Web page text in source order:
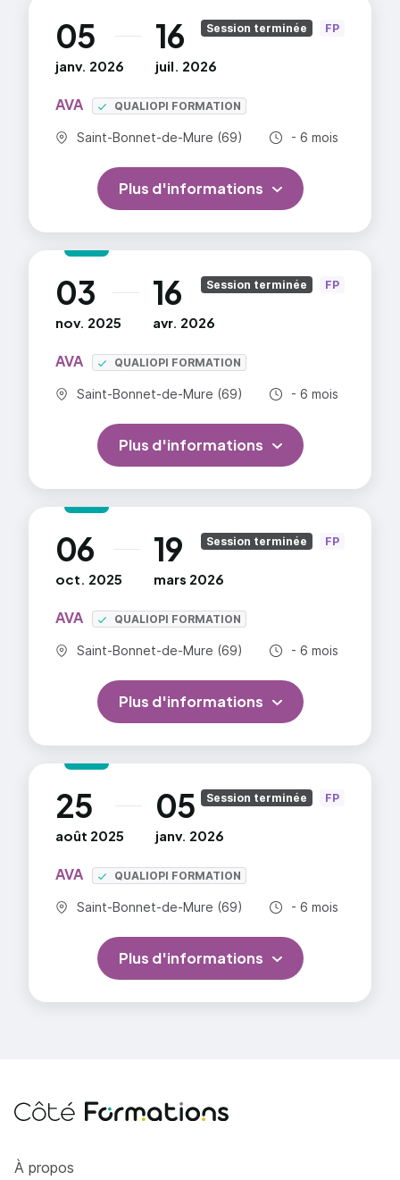
05
janv. 2026
au 16
juil. 2026
AVA QUALIOPI FORMATION
Commune :
Saint-Bonnet-de-Mure (69) Durée totale :
- 6 mois
Session terminée FP
Plus d'informations
03
nov. 2025
au 16
avr. 2026
AVA QUALIOPI FORMATION
Commune :
Saint-Bonnet-de-Mure (69) Durée totale :
- 6 mois
Session terminée FP
Plus d'informations
06
oct. 2025
au 19
mars 2026
AVA QUALIOPI FORMATION
Commune :
Saint-Bonnet-de-Mure (69) Durée totale :
- 6 mois
Session terminée FP
Plus d'informations
25
août 2025
au 05
janv. 2026
AVA QUALIOPI FORMATION
Commune :
Saint-Bonnet-de-Mure (69) Durée totale :
- 6 mois
Session terminée FP
Plus d'informations
Côté Formations
À propos